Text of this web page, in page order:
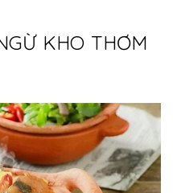
KHO THƠM